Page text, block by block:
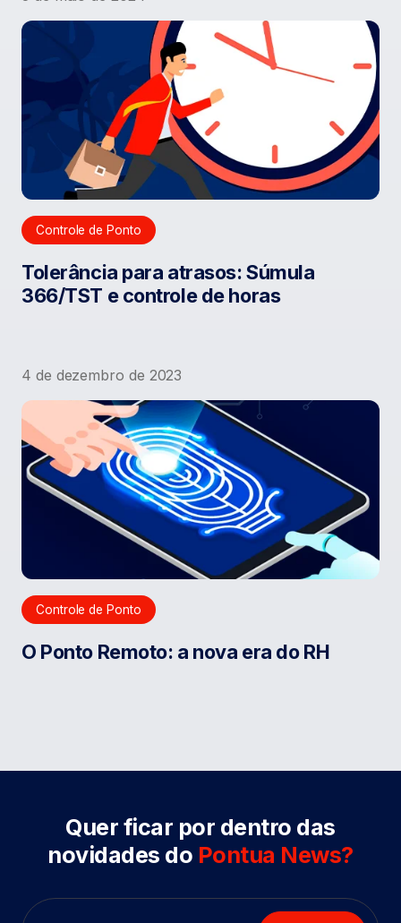
Controle de Ponto
Tolerância para atrasos: Súmula
366/TST e controle de horas
4 de dezembro de 2023
Controle de Ponto
O Ponto Remoto: a nova era do RH
Quer ficar por dentro das
novidades do Pontua News?